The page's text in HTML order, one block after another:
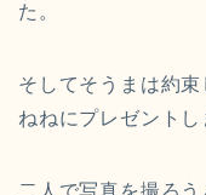
た。
そしてそうまは約
ねねにプレゼントし